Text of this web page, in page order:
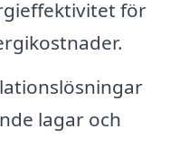
för
lagar och